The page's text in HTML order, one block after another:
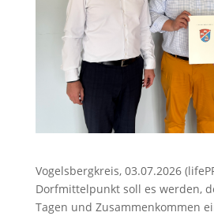
Vogelsbergkreis, 03.07.2026
Dorfmittelpunkt soll es werden,
Tagen und Zusammenkommen